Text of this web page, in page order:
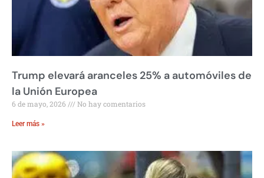
Trump elevará aranceles 25% a automóviles de
la Unión Europea
6 de mayo, 2026 No hay comentarios
Leer más »